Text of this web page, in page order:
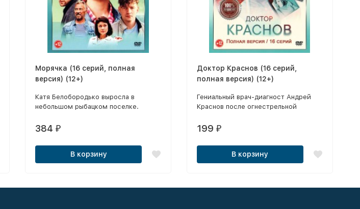
Морячка (16 серий, полная
версия) (12+)
Катя Белобородько выросла в
небольшом рыбацком поселке.
384 ₽
В корзину
Доктор Краснов (16 серий,
полная версия) (12+)
Гениальный врач-диагност Андрей
Краснов после огнестрельной
199 ₽
В корзину